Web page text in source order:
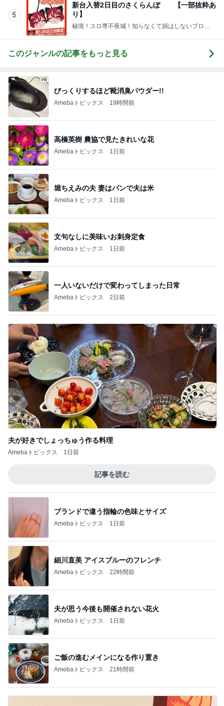
5
新台入替2日目のさくらんぼ 【一部抜粋あ
り】
秘境！スロ専不夜城！知らなくて損はしないブログ
このジャンルの記事をもっと見る
びっくりするほど靴消臭パウダー!!
Amebaトピックス 19時間前
高橋英樹 農協で見たきれいな花
Amebaトピックス 1日前
堀ちえみの夫 妻はパンで夫は米
Amebaトピックス 1日前
文句なしに美味いお刺身定食
Amebaトピックス 1日前
一人いないだけで変わってしまった日常
Amebaトピックス 2日前
夫が好きでしょっちゅう作る料理
Amebaトピックス 1日前
記事を読む
ブランドで違う指輪の色味とサイズ
Amebaトピックス 1日前
細川直美 アイスブルーのフレンチ
Amebaトピックス 22時間前
夫が思う今後も開催されない花火
Amebaトピックス 1日前
ご飯の進むメインになる作り置き
Amebaトピックス 21時間前